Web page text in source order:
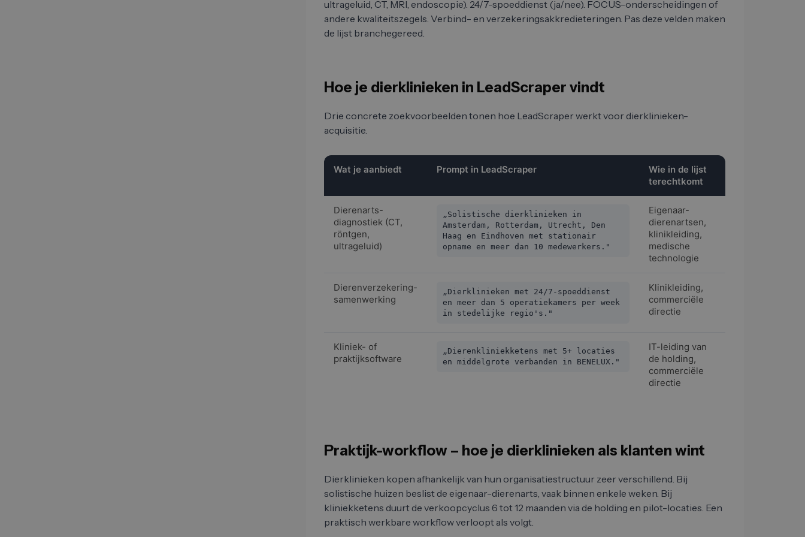
ultrageluid, CT, MRI, endoscopie). 24/7-spoeddienst (ja/nee). FOCUS-onderscheidingen of
andere kwaliteitszegels. Verbind- en verzekeringsakkredieteringen. Pas deze velden maken
de lijst branchegereed.
Hoe je dierklinieken in LeadScraper vindt
Drie concrete zoekvoorbeelden tonen hoe LeadScraper werkt voor dierklinieken-
acquisitie.
Wat je aanbiedt Prompt in LeadScraper
Wie in de lijst
terechtkomt
Dierenarts-
diagnostiek (CT,
röntgen,
ultrageluid)
„Solistische dierklinieken in
Amsterdam, Rotterdam, Utrecht, Den
Haag en Eindhoven met stationair
opname en meer dan 10 medewerkers."
Eigenaar-
dierenartsen,
klinikleiding,
medische
technologie
Dierenverzekering-
samenwerking
„Dierklinieken met 24/7-spoeddienst
en meer dan 5 operatiekamers per week
in stedelijke regio's."
Klinikleiding,
commerciële
directie
Kliniek- of
praktijksoftware
„Dierenkliniekketens met 5+ locaties
en middelgrote verbanden in BENELUX."
IT-leiding van
de holding,
commerciële
directie
Praktijk-workflow – hoe je dierklinieken als klanten wint
Dierklinieken kopen afhankelijk van hun organisatiestructuur zeer verschillend. Bij
solistische huizen beslist de eigenaar-dierenarts, vaak binnen enkele weken. Bij
kliniekketens duurt de verkoopcyclus 6 tot 12 maanden via de holding en pilot-locaties. Een
praktisch werkbare workflow verloopt als volgt.